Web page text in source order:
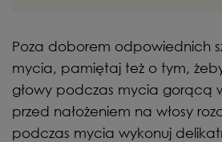
Poza doborem odpowiednich
mycia, pamiętaj też o tym,
głowy podczas mycia gorącą
przed nałożeniem na włosy
podczas mycia wykonuj